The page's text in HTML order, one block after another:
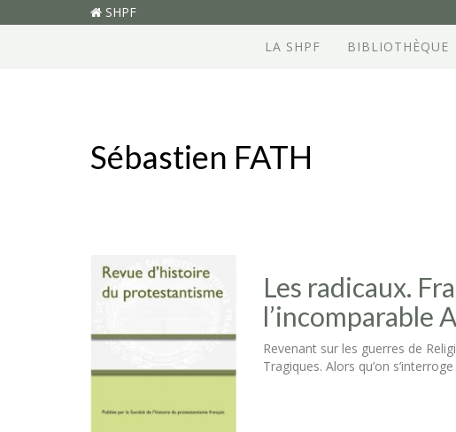
SHPF
LA SHPF
BIBLIOTHÈQUE
Sébastien FATH
Les radicaux.
l’incomparable
Revenant sur les guerres de
Tragiques. Alors qu’on